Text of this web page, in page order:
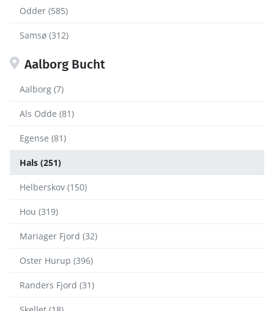
Odder (585)
Samsø (312)
Aalborg Bucht
Aalborg (7)
Als Odde (81)
Egense (81)
Hals (251)
Helberskov (150)
Hou (319)
Mariager Fjord (32)
Oster Hurup (396)
Randers Fjord (31)